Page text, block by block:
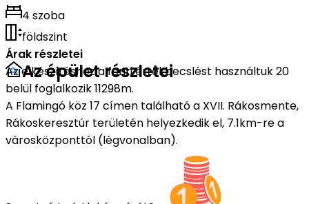
4 szoba
földszint
Árak részletei
Az elkészítéshez a fenti értékbecslést használtuk 20
belül foglalkozik 11298m.
Az épület részletei
A Flamingó köz 17 címen található a XVII. Rákosmente,
Rákoskeresztúr területén helyezkedik el, 7.1km-re a
városközponttól (légvonalban).